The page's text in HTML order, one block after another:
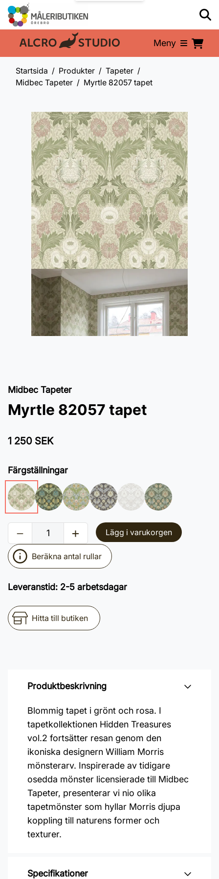
En del av: Meny
Startsida Produkter
Tapeter
Midbec Tapeter
Myrtle 82057 tapet
Midbec Tapeter
Myrtle 82057 tapet
1 250 SEK
Färgställningar
Lägg i varukorgen
Beräkna antal rullar
Leveranstid: 2-5 arbetsdagar
Hitta till butiken
Produktbeskrivning
Blommig tapet i grönt och rosa. I
tapetkollektionen Hidden Treasures
vol.2 fortsätter resan genom den
ikoniska designern William Morris
mönsterarv. Inspirerade av tidigare
osedda mönster licensierade till Midbec
Tapeter, presenterar vi nio olika
tapetmönster som hyllar Morris djupa
koppling till naturens former och
texturer.
Specifikationer